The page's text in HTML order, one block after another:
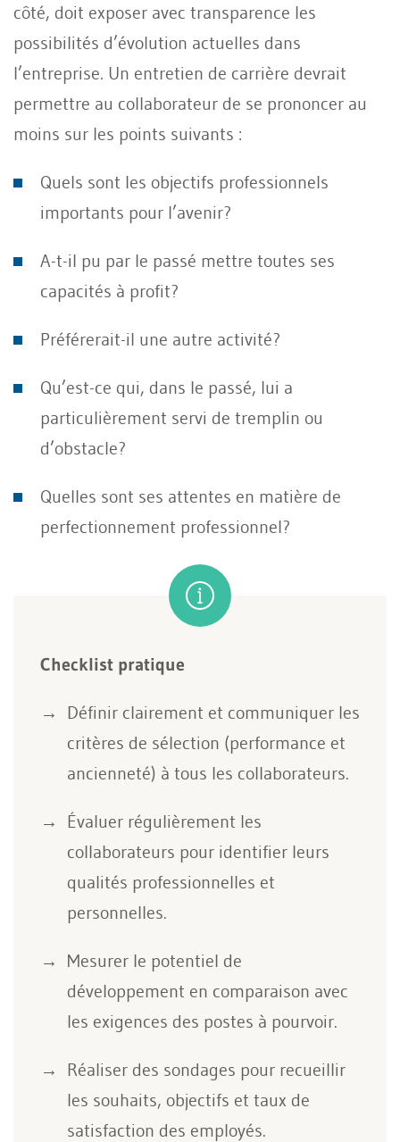
côté, doit exposer avec transparence les
possibilités d’évolution actuelles dans
l’entreprise. Un entretien de carrière devrait
permettre au collaborateur de se prononcer au
moins sur les points suivants :
Quels sont les objectifs professionnels
importants pour l’avenir?
A-t-il pu par le passé mettre toutes ses
capacités à profit?
Préférerait-il une autre activité?
Qu’est-ce qui, dans le passé, lui a
particulièrement servi de tremplin ou
d’obstacle?
Quelles sont ses attentes en matière de
perfectionnement professionnel?
Checklist pratique
Définir clairement et communiquer les
critères de sélection (performance et
ancienneté) à tous les collaborateurs.
Évaluer régulièrement les
collaborateurs pour identifier leurs
qualités professionnelles et
personnelles.
Mesurer le potentiel de
développement en comparaison avec
les exigences des postes à pourvoir.
Réaliser des sondages pour recueillir
les souhaits, objectifs et taux de
satisfaction des employés.